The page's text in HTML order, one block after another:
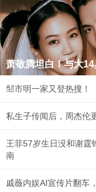
萧敬腾坦白！与大
邹市明一家又登热搜！
私生子传闻后，周杰伦
王菲57岁生日没和谢霆
南
戚薇内娱AI宣传片翻车